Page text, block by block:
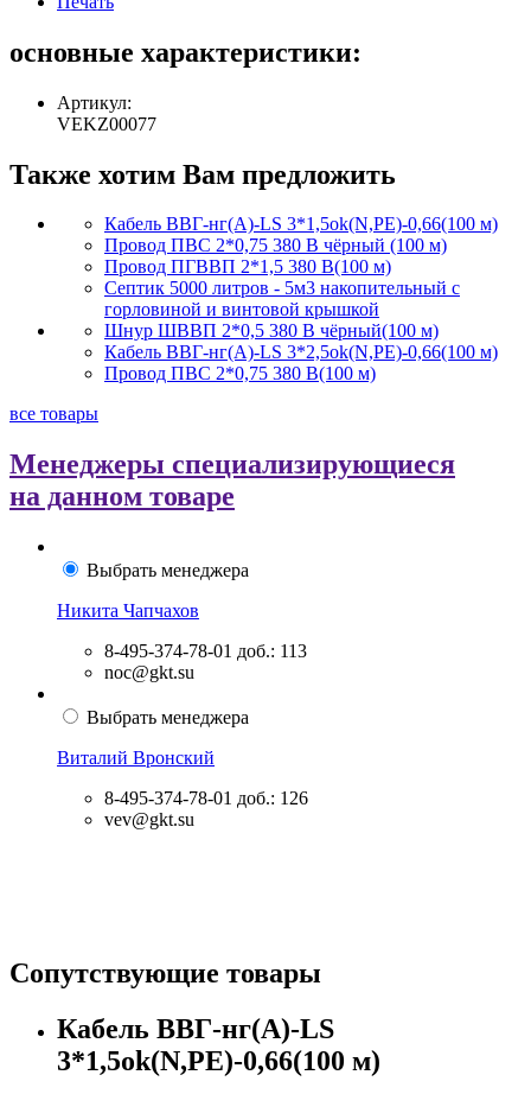
основные характеристики:
Артикул:
VEKZ00077
Также хотим Вам предложить
Кабель ВВГ-нг(А)-LS 3*1,5ok(N,PE)-0,66(100 м)
Провод ПВС 2*0,75 380 В чёрный (100 м)
Провод ПГВВП 2*1,5 380 В(100 м)
Септик 5000 литров - 5м3 накопительный с
горловиной и винтовой крышкой
Шнур ШВВП 2*0,5 380 В чёрный(100 м)
Кабель ВВГ-нг(А)-LS 3*2,5ok(N,PE)-0,66(100 м)
Провод ПВС 2*0,75 380 В(100 м)
все товары
Менеджеры специализирующиеся
на данном товаре
Выбрать менеджера
Никита Чапчахов
8-495-374-78-01 доб.: 113
noc@gkt.su
Выбрать менеджера
Виталий Вронский
8-495-374-78-01 доб.: 126
vev@gkt.su
Сопутствующие товары
Кабель ВВГ-нг(А)-LS
3*1,5ok(N,PE)-0,66(100 м)